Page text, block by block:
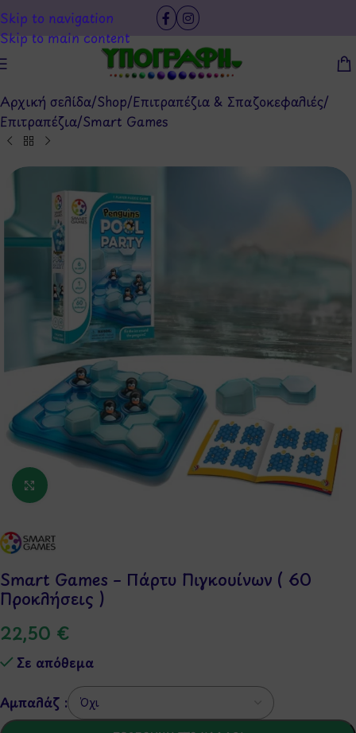
Skip to navigation
Skip to main content
Αρχική σελίδα/Shop/Επιτραπέζια & Σπαζοκεφαλιές/
Επιτραπέζια/Smart Games
Κάντε κλικ για μεγέθυνση
Smart Games – Πάρτυ Πιγκουίνων ( 60
Προκλήσεις )
22,50 €
Σε απόθεμα
Αμπαλάζ :